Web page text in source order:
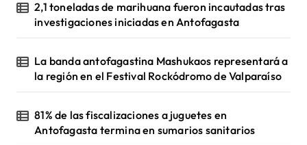
2,1 toneladas de marihuana fueron incautadas tras
investigaciones iniciadas en Antofagasta
La banda antofagastina Mashukaos representará a
la región en el Festival Rockódromo de Valparaíso
81% de las fiscalizaciones a juguetes en
Antofagasta termina en sumarios sanitarios